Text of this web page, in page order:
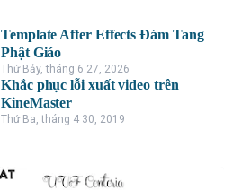
Template After Effects Đám Tang
Phật Giáo
Thứ Bảy, tháng 6 27, 2026
Khắc phục lỗi xuất video trên
KineMaster
Thứ Ba, tháng 4 30, 2019